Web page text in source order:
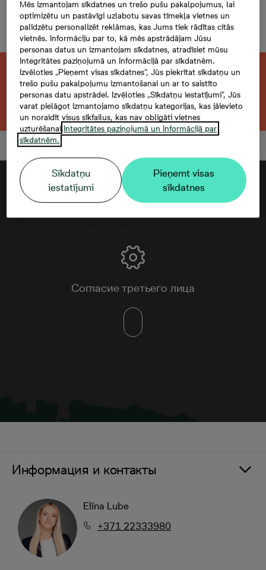
Maskavas 188-26, 26,
3 комнаты, 57,5 м²
Эта квартира продана. Ищете похожую?
Открыть фильтр
Согласие третьего лица
Информация и контакты
Elīna Lube
+371 22333980
Mēs izmantojam sīkdatnes un trešo pušu pakalpojumus, lai
optimizētu un pastāvīgi uzlabotu savas tīmekļa vietnes un
palīdzētu personalizēt reklāmas, kas Jums tiek rādītas citās
vietnēs. Informāciju par to, kā mēs apstrādājam Jūsu
personas datus un izmantojam sīkdatnes, atradīsiet mūsu
Integritātes paziņojumā un Informācijā par sīkdatnēm.
Izvēloties „Pieņemt visas sīkdatnes”, Jūs piekrītat sīkdatņu un
trešo pušu pakalpojumu izmantošanai un ar to saistīto
personas datu apstrādei. Izvēloties „Sīkdatņu iestatījumi”, Jūs
varat pielāgot izmantojamo sīkdatņu kategorijas, kas jāievieto
un noraidīt visus sīkfailus, kas nav obligāti vietnes
uzturēšanai.Integritātes paziņojumā un Informācijā par
sīkdatnēm.
Sīkdatņu
iestatījumi
Pieņemt visas
sīkdatnes